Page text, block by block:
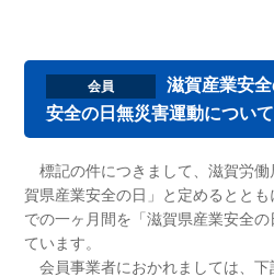
会員
滋賀産業安
安全の日無災害運動について
標記の件につきまして、滋賀労働
賀県産業安全の日」と定めるととも
での一ヶ月間を「滋賀県産業安全
ています。
会員事業者におかれましては、下